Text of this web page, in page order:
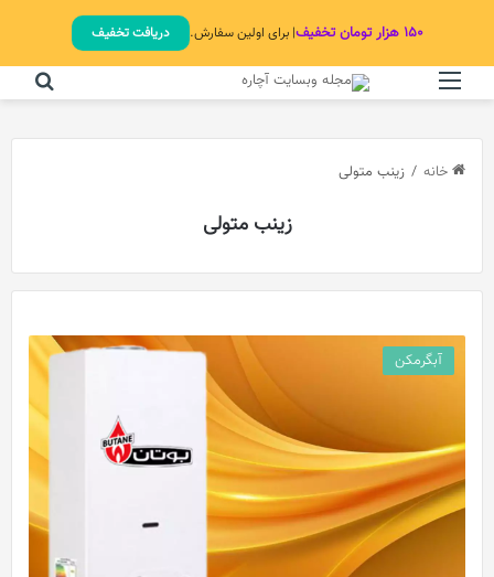
۱۵۰ هزار تومان تخفیف | برای اولین سفارش. دریافت تخفیف
خانه / زینب متولی
زینب متولی
آبگرمکن